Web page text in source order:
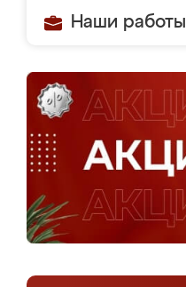
Наши работы